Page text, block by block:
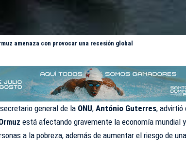
amenaza con provocar una recesión global
general de la ONU,António Guterres, advirtió
está afectando gravemente la economía mundial
a la pobreza, además de aumentar el riesgo de